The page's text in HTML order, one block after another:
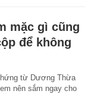
mặc gì cũng
để không
từ Dương Thừa
nên sắm ngay cho